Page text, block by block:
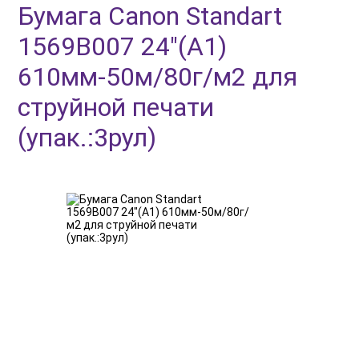
Бумага Canon Standart
1569B007 24"(A1)
610мм-50м/80г/м2 для
струйной печати
(упак.:3рул)